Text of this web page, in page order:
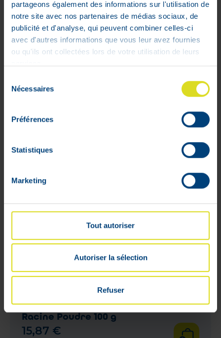
partageons également des informations sur l'utilisation de
notre site avec nos partenaires de médias sociaux, de
publicité et d'analyse, qui peuvent combiner celles-ci
avec d'autres informations que vous leur avez fournies
ou qu'ils ont collectées lors de votre utilisation de leurs
Nécessaires
Préférences
Statistiques
Marketing
Tout autoriser
Autoriser la sélection
Refuser
Pharmaflore Reglisse Racine Baton 1
Kg
52,53€
Stock faible
Pharmaflore Rhubarbe de Chine
Racine Poudre 100 g
15,87 €